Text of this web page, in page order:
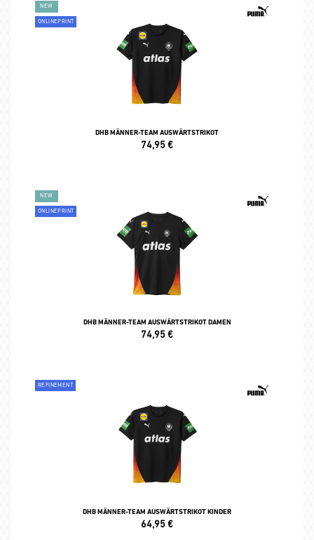
NEW
ONLINEPRINT
DHB MÄNNER-TEAM AUSWÄRTSTRIKOT
74,95€
NEW
ONLINEPRINT
DHB MÄNNER-TEAM AUSWÄRTSTRIKOT DAMEN
74,95€
REFINEMENT
DHB MÄNNER-TEAM AUSWÄRTSTRIKOT KINDER
64,95€